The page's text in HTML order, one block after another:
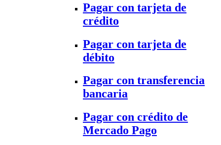
Pagar con tarjeta de
crédito
Pagar con tarjeta de
débito
Pagar con transferencia
bancaria
Pagar con crédito de
Mercado Pago